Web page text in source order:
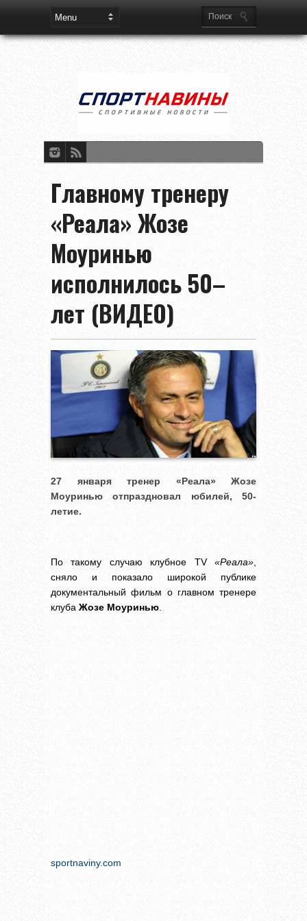
Главному тренеру
«Реала» Жозе
Моуринью
исполнилось 50–
лет (ВИДЕО)
27 января тренер «Реала» Жозе
Моуринью отпраздновал юбилей, 50-
летие.
По такому случаю клубное TV «Реала»,
сняло и показало широкой публике
документальный фильм о главном тренере
клуба Жозе Моуринью.
sportnaviny.com